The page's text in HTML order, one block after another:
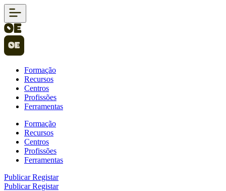
Formação
Recursos
Centros
Profissões
Ferramentas
Formação
Recursos
Centros
Profissões
Ferramentas
PublicarRegistar
PublicarRegistar